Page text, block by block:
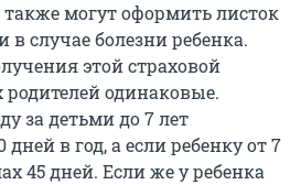
могут оформить листок
в случае болезни ребенка.
этой страховой
одинаковые.
за детьми до 7 лет
в год, а если ребенку от 7
45 дней. Если же у ребенка